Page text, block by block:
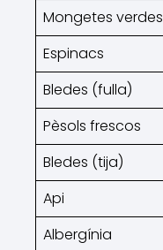
Mongetes verdes
Espinacs
Bledes (fulla)
Pèsols frescos
Bledes (tija)
Api
Albergínia